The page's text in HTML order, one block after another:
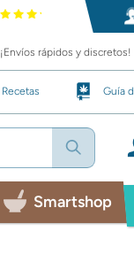
¡Envíos rápidos y discretos!
Recetas Guía
Smartshop